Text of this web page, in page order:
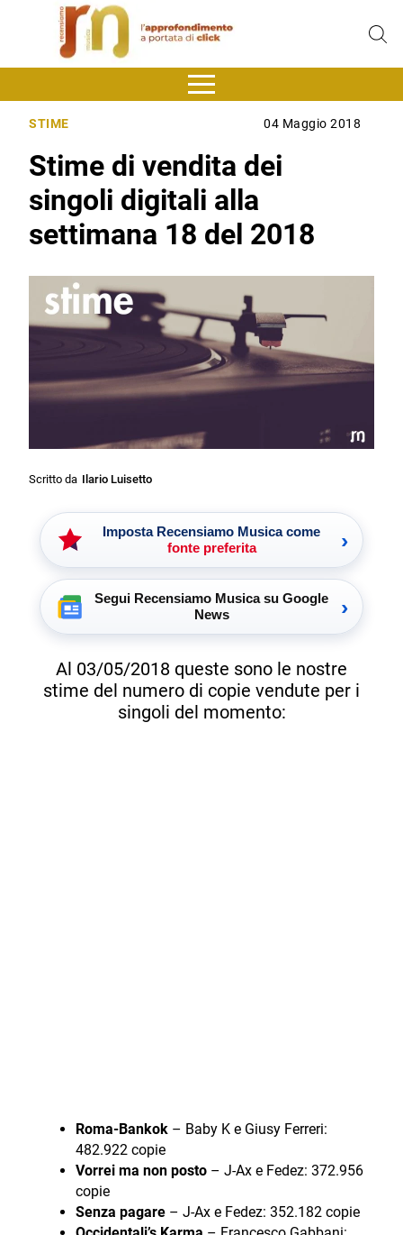
STIME 04 Maggio 2018
Stime di vendita dei
singoli digitali alla
settimana 18 del 2018
Scritto da Ilario Luisetto
Imposta Recensiamo Musica come
fonte preferita
›
Segui Recensiamo Musica su Google
News
›
Al 03/05/2018 queste sono le nostre
stime del numero di copie vendute per i
singoli del momento:
Roma-Bankok – Baby K e Giusy Ferreri:
482.922 copie
Vorrei ma non posto – J-Ax e Fedez: 372.956
copie
Senza pagare – J-Ax e Fedez: 352.182 copie